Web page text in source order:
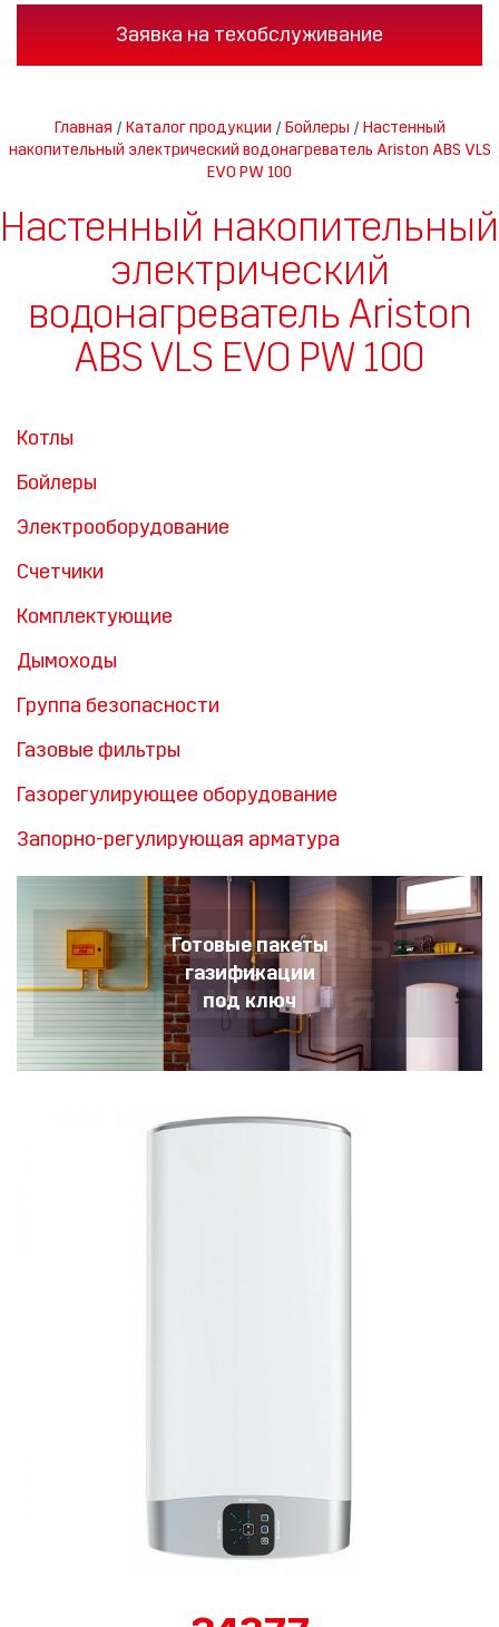
Заявка на техобслуживание
Главная / Каталог продукции / Бойлеры / Настенный
накопительный электрический водонагреватель Ariston ABS VLS
EVO PW 100
Настенный накопительный
электрический
водонагреватель Ariston
ABS VLS EVO PW 100
Котлы
Бойлеры
Электрооборудование
Счетчики
Комплектующие
Дымоходы
Группа безопасности
Газовые фильтры
Газорегулирующее оборудование
Запорно-регулирующая арматура
Готовые пакеты
газификации
под ключ